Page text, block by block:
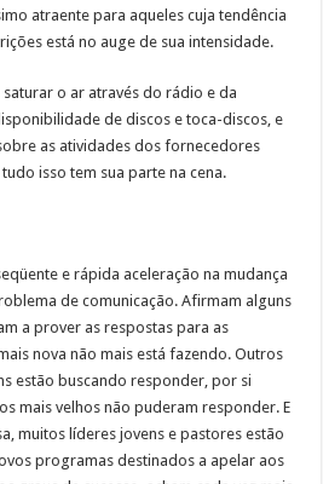
atraente para aqueles cuja tendência
está no auge de sua intensidade.
o ar através do rádio e da
de discos e toca-discos, e
as atividades dos fornecedores
isso tem sua parte na cena.
e rápida aceleração na mudança
de comunicação. Afirmam alguns
a prover as respostas para as
nova não mais está fazendo. Outros
estão buscando responder, por si
mais velhos não puderam responder. E
muitos líderes jovens e pastores estão
programas destinados a apelar aos